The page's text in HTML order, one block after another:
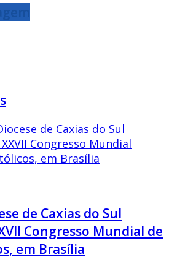
de Caxias do Sul
Congresso Mundial de
em Brasília